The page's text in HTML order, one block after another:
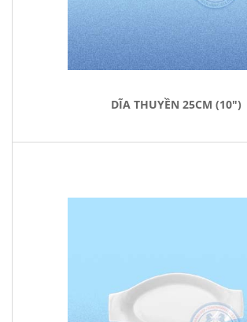
DĨA THUYỀN 25CM (10")